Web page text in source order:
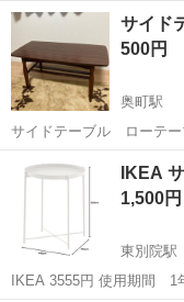
えていただければ まだま
愛知 一宮市 観音
サイド
500円
奥町駅
サイドテーブル ローテー
す。真ん中の荷物置き？
も割れがあります。（写
テーブルとして使用出来ま
愛知 奥町駅
IKEA
1,500円
東別院駅
IKEA 3555円 使用期間 1